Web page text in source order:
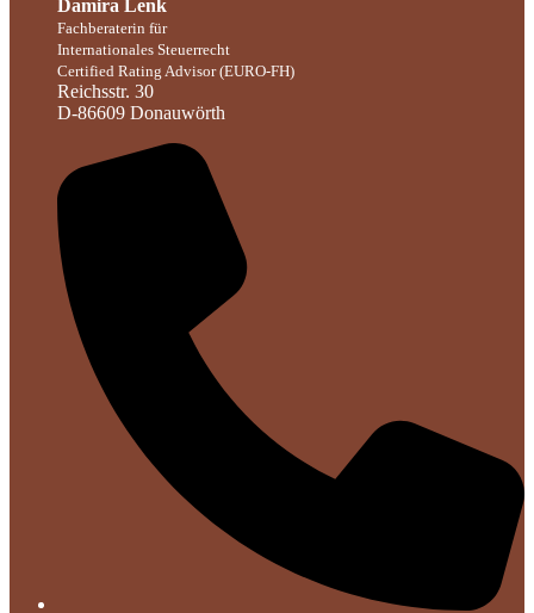
Damira Lenk
Fachberaterin für
Internationales Steuerrecht
Certified Rating Advisor (EURO-FH)
Reichsstr. 30
D-86609 Donauwörth